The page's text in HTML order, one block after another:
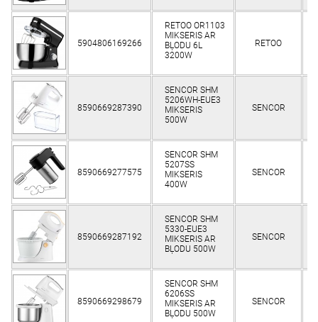
5904806169266
RETOO OR1103
MIKSERIS AR
BĻODU 6L
3200W
RETOO
8590669287390
SENCOR SHM
5206WH-EUE3
MIKSERIS
500W
SENCOR
8590669277575
SENCOR SHM
5207SS
MIKSERIS
400W
SENCOR
8590669287192
SENCOR SHM
5330-EUE3
MIKSERIS AR
BĻODU 500W
SENCOR
8590669298679
SENCOR SHM
6206SS
MIKSERIS AR
BĻODU 500W
SENCOR